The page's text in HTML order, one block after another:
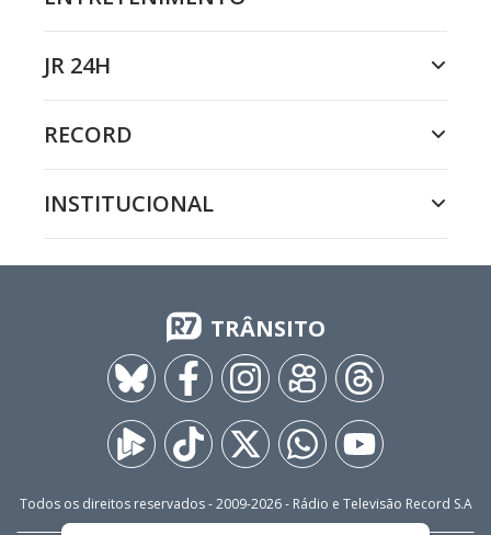
JR 24H
RECORD
INSTITUCIONAL
TRÂNSITO
Todos os direitos reservados - 2009-2026- Rádio e Televisão Record S.A